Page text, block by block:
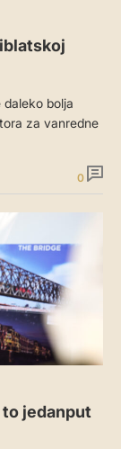
bolja
za vanredne
0
jedanput